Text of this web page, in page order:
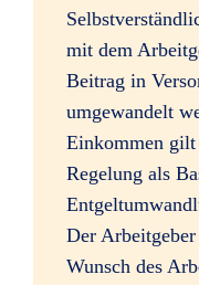
mit dem
Beitrag in
umgewandelt
Einkommen
Regelung als
Der
Wunsch des